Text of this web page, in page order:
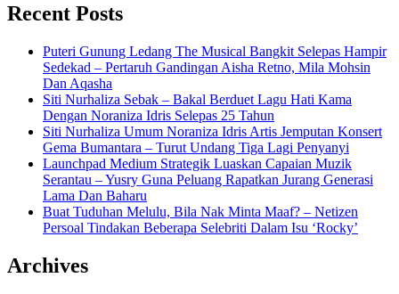
Recent Posts
Puteri Gunung Ledang The Musical Bangkit Selepas Hampir
Sedekad – Pertaruh Gandingan Aisha Retno, Mila Mohsin
Dan Aqasha
Siti Nurhaliza Sebak – Bakal Berduet Lagu Hati Kama
Dengan Noraniza Idris Selepas 25 Tahun
Siti Nurhaliza Umum Noraniza Idris Artis Jemputan Konsert
Gema Bumantara – Turut Undang Tiga Lagi Penyanyi
Launchpad Medium Strategik Luaskan Capaian Muzik
Serantau – Yusry Guna Peluang Rapatkan Jurang Generasi
Lama Dan Baharu
Buat Tuduhan Melulu, Bila Nak Minta Maaf? – Netizen
Persoal Tindakan Beberapa Selebriti Dalam Isu ‘Rocky’
Archives